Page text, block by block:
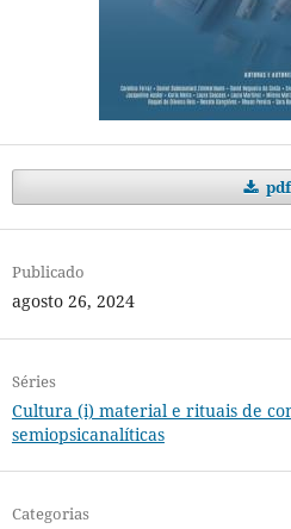
pdf
Publicado
agosto 26, 2024
Séries
Cultura (i) material e rituais de
semiopsicanalíticas
Categorias